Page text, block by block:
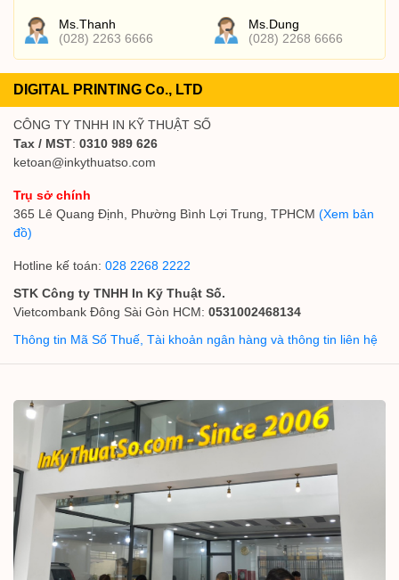
Ms.Thanh
(028) 2263 6666
Ms.Dung
(028) 2268 6666
DIGITAL PRINTING Co., LTD
CÔNG TY TNHH IN KỸ THUẬT SỐ
Tax / MST: 0310 989 626
ketoan@inkythuatso.com
Trụ sở chính
365 Lê Quang Định, Phường Bình Lợi Trung, TPHCM (Xem bản
đồ)
Hotline kế toán: 028 2268 2222
STK Công ty TNHH In Kỹ Thuật Số.
Vietcombank Đông Sài Gòn HCM: 0531002468134
Thông tin Mã Số Thuế, Tài khoản ngân hàng và thông tin liên hệ